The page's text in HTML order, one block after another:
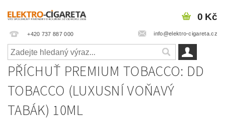
+420 737 887 000 info@elektro-cigareta.cz
0 Kč
PŘÍCHUŤ PREMIUM TOBACCO: DD
TOBACCO (LUXUSNÍ VOŇAVÝ
TABÁK) 10ML